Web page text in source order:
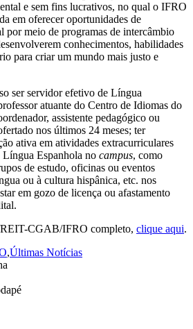
e sem fins lucrativos, no qual o IFRO
em oferecer oportunidades de
por meio de programas de intercâmbio
conhecimentos, habilidades
para criar um mundo mais justo e
ser servidor efetivo de Língua
atuante do Centro de Idiomas do
assistente pedagógico ou
nos últimos 24 meses; ter
ativa em atividades extracurriculares
Língua Espanhola no campus, como
de estudo, oficinas ou eventos
ou à cultura hispânica, etc. nos
em gozo de licença ou afastamento
CGAB/IFRO completo, clique aqui.
,Últimas Notícias